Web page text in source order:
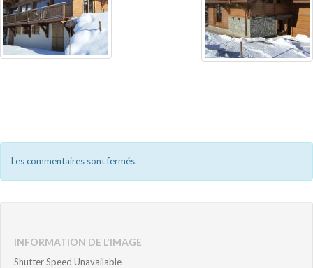
Les commentaires sont fermés.
INFORMATION DE L'IMAGE
Shutter Speed Unavailable